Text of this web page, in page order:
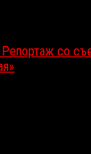
Репортаж со